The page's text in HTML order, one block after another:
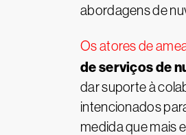
abordagens de
Os atores de
de serviços de
dar suporte à
intencionados
medida que mais